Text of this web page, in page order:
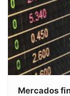
Mercados